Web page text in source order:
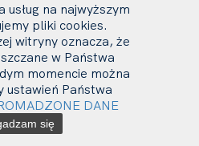
zamysł Leonardo
Litewskiej Akademii
usług na najwyższym
pliki cookies.
witryny oznacza, że
w Państwa
momencie można
ustawień Państwa
DANE
się